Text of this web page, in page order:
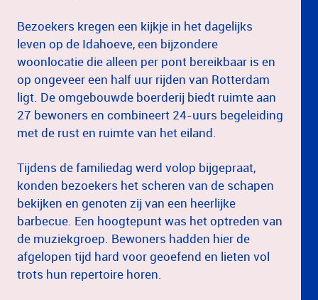
Bezoekers kregen een kijkje in het dagelijks
leven op de Idahoeve, een bijzondere
woonlocatie die alleen per pont bereikbaar is en
op ongeveer een half uur rijden van Rotterdam
ligt. De omgebouwde boerderij biedt ruimte aan
27 bewoners en combineert 24-uurs begeleiding
met de rust en ruimte van het eiland.
Tijdens de familiedag werd volop bijgepraat,
konden bezoekers het scheren van de schapen
bekijken en genoten zij van een heerlijke
barbecue. Een hoogtepunt was het optreden van
de muziekgroep. Bewoners hadden hier de
afgelopen tijd hard voor geoefend en lieten vol
trots hun repertoire horen.